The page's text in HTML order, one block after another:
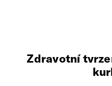
Zdravotní